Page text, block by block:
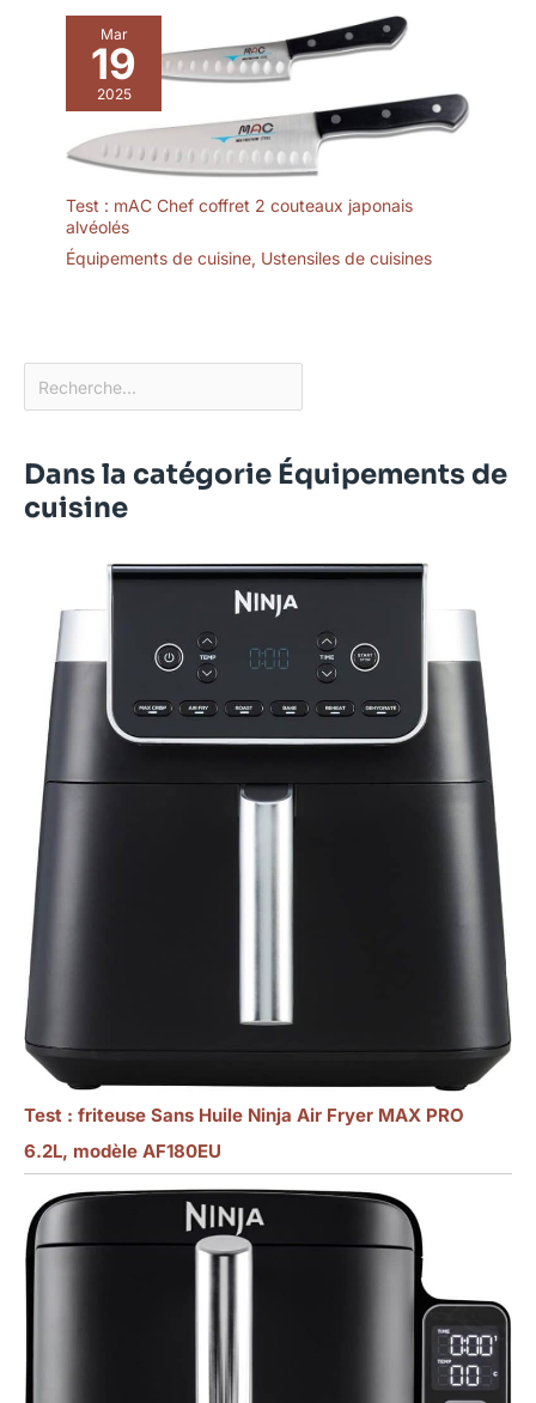
Mar
19
2025
Test : mAC Chef coffret 2 couteaux japonais
alvéolés
Équipements de cuisine, Ustensiles de cuisines
Dans la catégorie Équipements de
cuisine
Test : friteuse Sans Huile Ninja Air Fryer MAX PRO
6.2L, modèle AF180EU